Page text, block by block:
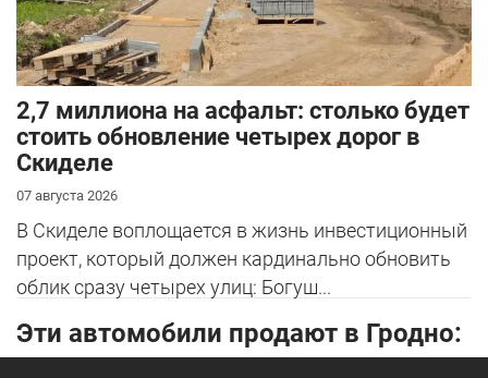
2,7 миллиона на асфальт: столько будет
стоить обновление четырех дорог в
Скиделе
07 августа 2026
В Скиделе воплощается в жизнь инвестиционный
проект, который должен кардинально обновить
облик сразу четырех улиц: Богуш...
Эти автомобили продают в Гродно: